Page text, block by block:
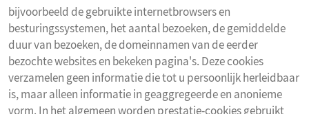
bijvoorbeeld de gebruikte internetbrowsers en
besturingssystemen, het aantal bezoeken, de gemiddelde
duur van bezoeken, de domeinnamen van de eerder
bezochte websites en bekeken pagina's. Deze cookies
verzamelen geen informatie die tot u persoonlijk herleidbaar
is, maar alleen informatie in geaggregeerde en anonieme
vorm. In het algemeen worden prestatie-cookies gebruikt